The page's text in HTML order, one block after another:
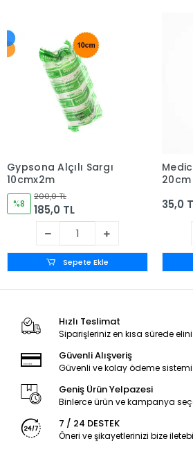
Gypsona Alçılı Sargı
10cmx2m
%8
200,0 TL
185,0 TL
Sepete Ekle
35,0
Hızlı Teslimat
Siparişleriniz en kısa sürede
Güvenli Alışveriş
Güvenli ve kolay ödeme sistemi
Geniş Ürün Yelpazesi
Binlerce ürün ve kampanya
7 / 24 DESTEK
Öneri ve şikayetlerinizi bize